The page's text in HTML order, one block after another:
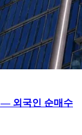
— 외국인 순매수